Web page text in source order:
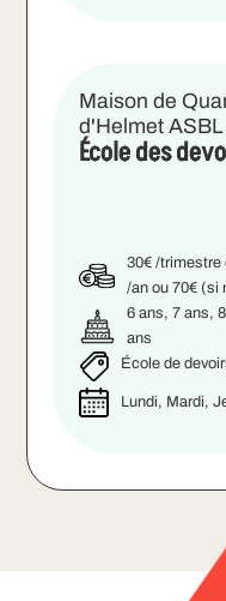
Maison de
d'Helmet ASBL
École des
30€ /trimestre
/an ou 70€ (si
6 ans, 7 ans,
ans
École de
Lundi, Mardi,